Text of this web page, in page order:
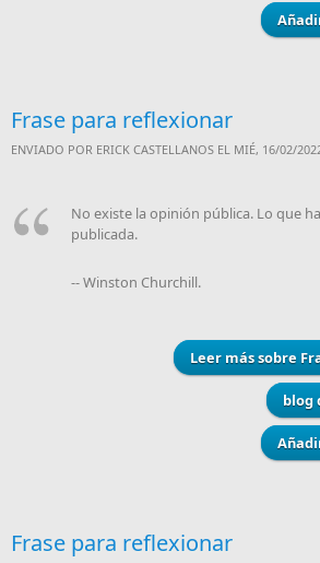
Frase para reflexionar
ENVIADO POR ERICK CASTELLANOS EL MIÉ, 16/02/
No existe la opinión pública. Lo que
publicada.
-- Winston Churchill.
Leer mássobre
blog
Frase para reflexionar